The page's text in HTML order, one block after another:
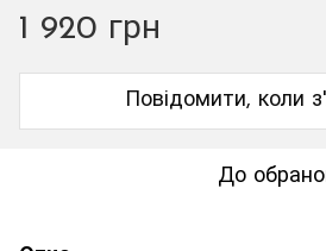
1 920 грн
Повідомити, коли
До